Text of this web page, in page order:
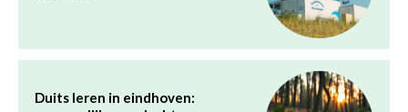
Duits leren in eindhoven: